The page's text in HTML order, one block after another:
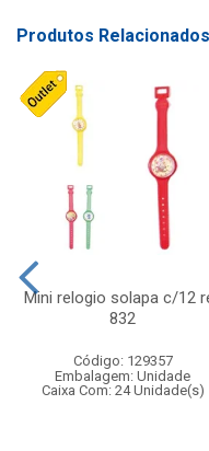
Produtos Relacionados
Mini relogio solapa c/12
832
Código: 129357
Embalagem: Unidade
Caixa Com: 24 Unidade(s)